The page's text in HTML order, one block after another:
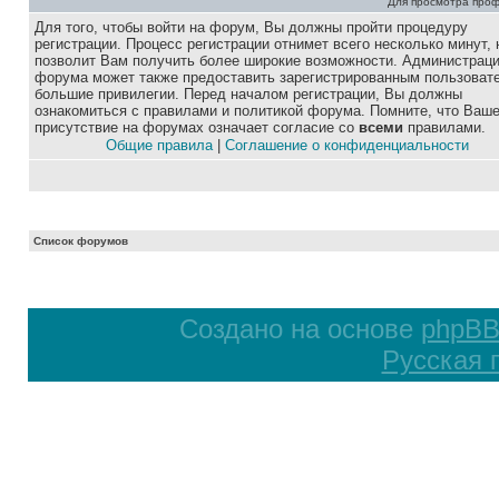
Для того, чтобы войти на форум, Вы должны пройти процедуру
регистрации. Процесс регистрации отнимет всего несколько минут,
позволит Вам получить более широкие возможности.
форума может также предоставить зарегистрированным
большие привилегии. Перед началом регистрации, Вы должны
ознакомиться с правилами и политикой форума. Помните, что Ваше
присутствие на форумах означает согласие со всеми правилами.
Общие правила| Соглашение о конфиденциальности
Список форумов
Создано на основе phpBB
Русская